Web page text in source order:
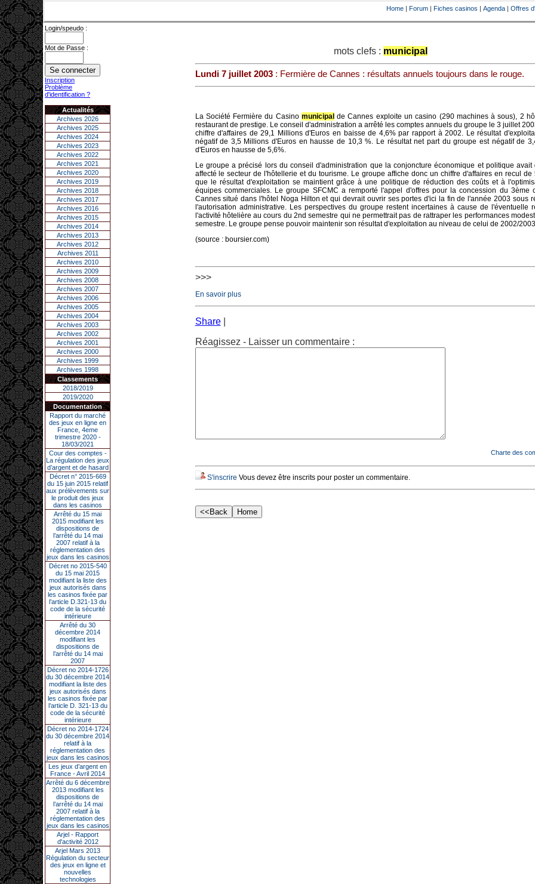
Home | Forum | Fiches casinos | Agenda | Offres
Login/speudo :
Mot de Passe :
Inscription
Problème
d'identification ?
Actualités
Archives 2026
Archives 2025
Archives 2024
Archives 2023
Archives 2022
Archives 2021
Archives 2020
Archives 2019
Archives 2018
Archives 2017
Archives 2016
Archives 2015
Archives 2014
Archives 2013
Archives 2012
Archives 2011
Archives 2010
Archives 2009
Archives 2008
Archives 2007
Archives 2006
Archives 2005
Archives 2004
Archives 2003
Archives 2002
Archives 2001
Archives 2000
Archives 1999
Archives 1998
Classements
2018/2019
2019/2020
Documentation
Rapport du marché
des jeux en ligne en
France, 4eme
trimestre 2020 -
18/03/2021
Cour des comptes -
La régulation des jeux
d’argent et de hasard
Décret n° 2015-669
du 15 juin 2015 relatif
aux prélèvements sur
le produit des jeux
dans les casinos
Arrêté du 15 mai
2015 modifiant les
dispositions de
l’arrêté du 14 mai
2007 relatif à la
réglementation des
jeux dans les casinos
Décret no 2015-540
du 15 mai 2015
modifiant la liste des
jeux autorisés dans
les casinos fixée par
l’article D.321-13 du
code de la sécurité
intérieure
Arrêté du 30
décembre 2014
modifiant les
dispositions de
l’arrêté du 14 mai
2007
Décret no 2014-1726
du 30 décembre 2014
modifiant la liste des
jeux autorisés dans
les casinos fixée par
l’article D. 321-13 du
code de la sécurité
intérieure
Décret no 2014-1724
du 30 décembre 2014
relatif à la
réglementation des
jeux dans les casinos
Les jeux d’argent en
France - Avril 2014
Arrêté du 6 décembre
2013 modifiant les
dispositions de
l’arrêté du 14 mai
2007 relatif à la
réglementation des
jeux dans les casinos
Arjel - Rapport
d'activité 2012
Arjel Mars 2013
Régulation du secteur
des jeux en ligne et
nouvelles
technologies
mots clefs : municipal
Lundi 7 juillet 2003: Fermière de Cannes : résultats annuels toujours dans le rouge.
La Société Fermière du Casino municipal de Cannes exploite un casino (290 machines à sous), 2
restaurant de prestige. Le conseil d'administration a arrêté les comptes annuels du groupe le 3 juillet
chiffre d'affaires de 29,1 Millions d'Euros en baisse de 4,6% par rapport à 2002. Le résultat
négatif de 3,5 Millions d'Euros en hausse de 10,3 %. Le résultat net part du groupe est négatif de
d'Euros en hausse de 5,6%.
Le groupe a précisé lors du conseil d'administration que la conjoncture économique et politique avait
affecté le secteur de l'hôtellerie et du tourisme. Le groupe affiche donc un chiffre d'affaires en recul de
que le résultat d'exploitation se maintient grâce à une politique de réduction des coûts et à
équipes commerciales. Le groupe SFCMC a remporté l'appel d'offres pour la concession du 3ème
Cannes situé dans l'hôtel Noga Hilton et qui devrait ouvrir ses portes d'ici la fin de l'année 2003 sous
l'autorisation administrative. Les perspectives du groupe restent incertaines à cause de l'éventuelle
l'activité hôtelière au cours du 2nd semestre qui ne permettrait pas de rattraper les performances
semestre. Le groupe pense pouvoir maintenir son résultat d'exploitation au niveau de celui de 2002/
(source : boursier.com)
>>>
En savoir plus
Share
Réagissez - Laisser un commentaire :
Charte des
S'inscrire Vous devez être inscrits pour poster un commentaire.